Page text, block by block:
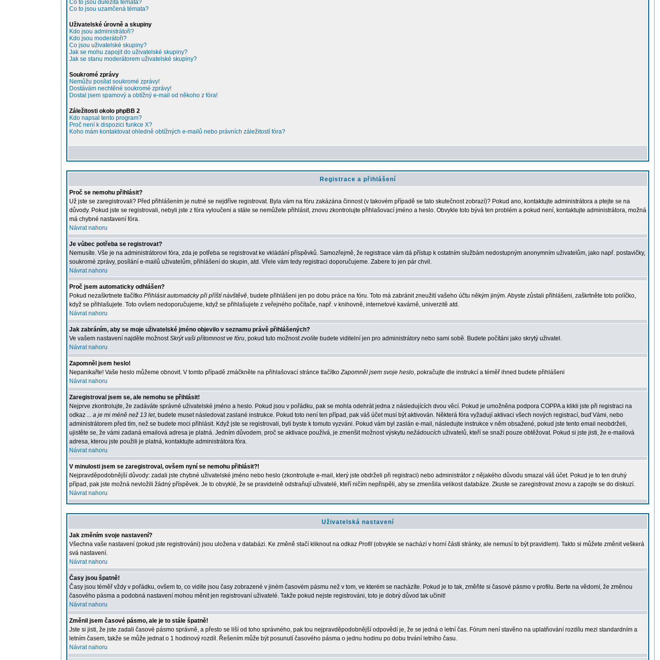
Co to jsou důležitá témata?
Co to jsou uzamčená témata?
Uživatelské úrovně a skupiny
Kdo jsou administrátoři?
Kdo jsou moderátoři?
Co jsou uživatelské skupiny?
Jak se mohu zapojit do uživatelské skupiny?
Jak se stanu moderátorem uživatelské skupiny?
Soukromé zprávy
Nemůžu posílat soukromé zprávy!
Dostávám nechtěné soukromé zprávy!
Dostal jsem spamový a obtížný e-mail od někoho z fóra!
Záležitosti okolo phpBB 2
Kdo napsal tento program?
Proč není k dispozici funkce X?
Koho mám kontaktovat ohledně obtížných e-mailů nebo právních záležitostí fóra?
Registrace a přihlášení
Proč se nemohu přihlásit?
Už jste se zaregistrovali? Před přihlášením je nutné se nejdříve registrovat. Byla vám na fóru zakázána činnost (v takovém případě se tato skutečnost zobrazí)? Pokud ano, kontaktujte administrátora a ptejte se na
důvody. Pokud jste se registrovali, nebyli jste z fóra vyloučeni a stále se nemůžete přihlásit, znovu zkontrolujte přihlašovací jméno a heslo. Obvykle toto bývá ten problém a pokud není, kontaktujte administrátora, možná
má chybné nastavení fóra.
Návrat nahoru
Je vůbec potřeba se registrovat?
Nemusíte. Vše je na administrátorovi fóra, zda je potřeba se registrovat ke vkládání příspěvků. Samozřejmě, že registrace vám dá přístup k ostatním službám nedostupným anonymním uživatelům, jako např. postavičky,
soukromé zprávy, posílání e-mailů uživatelům, přihlášení do skupin, atd. Vřele vám tedy registraci doporučujeme. Zabere to jen pár chvil.
Návrat nahoru
Proč jsem automaticky odhlášen?
Pokud nezaškrtnete tlačítko Přihlásit automaticky při příští návštěvě, budete přihlášeni jen po dobu práce na fóru. Toto má zabránit zneužití vašeho účtu někým jiným. Abyste zůstali přihlášeni, zaškrtněte toto políčko,
když se přihlašujete. Toto ovšem nedoporučujeme, když se přihlašujete z veřejného počítače, např. v knihovně, internetové kavárně, univerzitě atd.
Návrat nahoru
Jak zabráním, aby se moje uživatelské jméno objevilo v seznamu právě přihlášených?
Ve vašem nastavení najděte možnostSkrýt vaši přítomnost ve fóru, pokud tuto možnostzvolíte budete viditelní jen pro administrátory nebo sami sobě. Budete počítáni jako skrytý uživatel.
Návrat nahoru
Zapomněl jsem heslo!
Nepanikařte! Vaše heslo můžeme obnovit. V tomto případě zmáčkněte na přihlašovací stránce tlačítkoZapomněl jsem svoje heslo, pokračujte dle instrukcí a téměř ihned budete přihlášeni
Návrat nahoru
Zaregistroval jsem se, ale nemohu se přihlásit!
Nejprve zkontrolujte, že zadáváte správné uživatelské jméno a heslo. Pokud jsou v pořádku, pak se mohla odehrát jedna z následujících dvou věcí. Pokud je umožněna podpora COPPA a klikli jste při registraci na
odkaz ... a je mi méně než 13 let, budete muset následovat zaslané instrukce. Pokud toto není ten případ, pak váš účet musí být aktivován. Některá fóra vyžadují aktivaci všech nových registrací, buď Vámi, nebo
administrátorem před tím, než se budete moci přihlásit. Když jste se registrovali, byli byste k tomuto vyzváni. Pokud vám byl zaslán e-mail, následujte instrukce v něm obsažené, pokud jste tento email neobdrželi,
ujistěte se, že vámi zadaná emailová adresa je platná. Jedním důvodem, proč se aktivace používá, je zmenšit možnost výskytu nežádoucích uživatelů, kteří se snaží pouze obtěžovat. Pokud si jste jisti, že e-mailová
adresa, kterou jste použili je platná, kontaktujte administrátora fóra.
Návrat nahoru
V minulosti jsem se zaregistroval, ovšem nyní se nemohu přihlásit?!
Nejpravděpodobnější důvody: zadali jste chybné uživatelské jméno nebo heslo (zkontrolujte e-mail, který jste obdrželi při registraci) nebo administrátor z nějakého důvodu smazal váš účet. Pokud je to ten druhý
případ, pak jste možná nevložili žádný příspěvek. Je to obvyklé, že se pravidelně odstraňují uživatelé, kteří ničím nepřispěli, aby se zmenšila velikost databáze. Zkuste se zaregistrovat znovu a zapojte se do diskuzí.
Návrat nahoru
Uživatelská nastavení
Jak změním svoje nastavení?
Všechna vaše nastavení (pokud jste registrováni) jsou uložena v databázi. Ke změně stačí kliknout na odkaz Profil (obvykle se nachází v horní části stránky, ale nemusí to být pravidlem). Takto si můžete změnit veškerá
svá nastavení.
Návrat nahoru
Časy jsou špatně!
Časy jsou téměř vždy v pořádku, ovšem to, co vidíte jsou časy zobrazené v jiném časovém pásmu než v tom, ve kterém se nacházíte. Pokud je to tak, změňte si časové pásmo v profilu. Berte na vědomí, že změnou
časového pásma a podobná nastavení mohou měnit jen registrovaní uživatelé. Takže pokud nejste registrováni, toto je dobrý důvod tak učinit!
Návrat nahoru
Změnil jsem časové pásmo, ale je to stále špatně!
Jste si jisti, že jste zadali časové pásmo správně, a přesto se liší od toho správného, pak tou nejpravděpodobnější odpovědí je, že se jedná o letní čas. Fórum není stavěno na uplatňování rozdílu mezi standardním a
letním časem, takže se může jednat o 1 hodinový rozdíl. Řešením může být posunutí časového pásma o jednu hodinu po dobu trvání letního času.
Návrat nahoru